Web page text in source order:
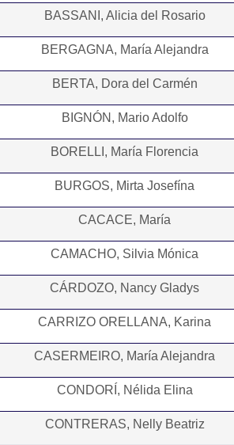
BASSANI, Alicia del Rosario
BERGAGNA, María Alejandra
BERTA, Dora del Carmén
BIGNÓN, Mario Adolfo
BORELLI, María Florencia
BURGOS, Mirta Josefína
CACACE, María
CAMACHO, Silvia Mónica
CÁRDOZO, Nancy Gladys
CARRIZO ORELLANA, Karina
CASERMEIRO, María Alejandra
CONDORÍ, Nélida Elina
CONTRERAS, Nelly Beatriz